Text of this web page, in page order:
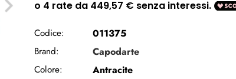
Codice: 011375
Brand: Capodarte
Colore: Antracite